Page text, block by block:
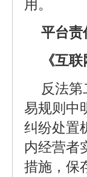
用。
平台责
《互
反法
易规则中
纠纷处置
内经营者
措施，保